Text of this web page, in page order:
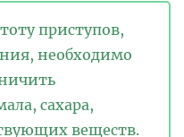
приступов,
необходимо
сахара,
веществ.